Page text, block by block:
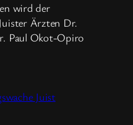
wird der
Ärzten Dr.
Paul Okot-Opiro
Juist